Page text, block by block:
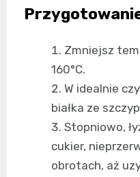
Zmniejsz
160°C.
W idealnie
białka ze
Stopniowo,
cukier,
obrotach, aż